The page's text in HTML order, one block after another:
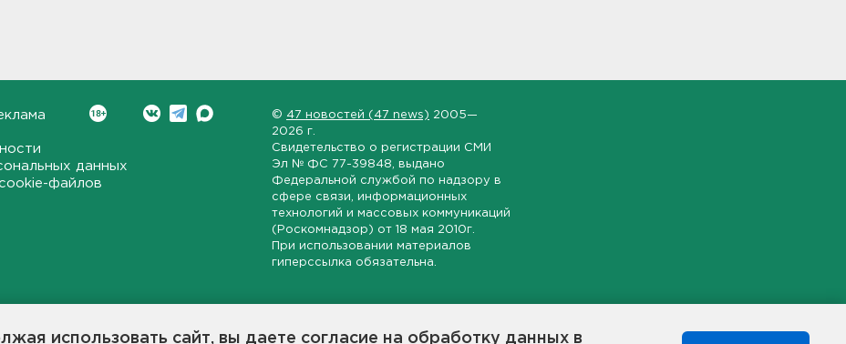
использовать сайт, вы даете согласие на обработку данных в
данных
файлов
© 47 новостей (47 news) 2005—
2026 г.
Свидетельство о регистрации СМИ
Эл № ФС 77-39848 , выдано
Федеральной службой по надзору в
сфере связи, информационных
технологий и массовых коммуникаций
(Роскомнадзор) от 18 мая 2010г.
При использовании материалов
гиперссылка обязательна.
области, экономической и инвестиционной активности в регионе.